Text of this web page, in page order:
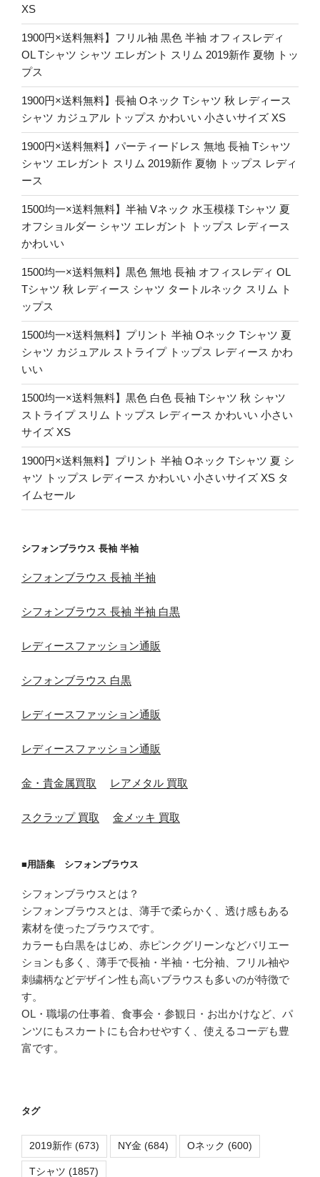
XS
1900円×送料無料】フリル袖 黒色 半袖 オフィスレディ
OL Tシャツ シャツ エレガント スリム 2019新作 夏物 トッ
プス
1900円×送料無料】長袖 Oネック Tシャツ 秋 レディース
シャツ カジュアル トップス かわいい 小さいサイズ XS
1900円×送料無料】パーティードレス 無地 長袖 Tシャツ
シャツ エレガント スリム 2019新作 夏物 トップス レディ
ース
1500均一×送料無料】半袖 Vネック 水玉模様 Tシャツ 夏
オフショルダー シャツ エレガント トップス レディース
かわいい
1500均一×送料無料】黒色 無地 長袖 オフィスレディ OL
Tシャツ 秋 レディース シャツ タートルネック スリム ト
ップス
1500均一×送料無料】プリント 半袖 Oネック Tシャツ 夏
シャツ カジュアル ストライプ トップス レディース かわ
いい
1500均一×送料無料】黒色 白色 長袖 Tシャツ 秋 シャツ
ストライプ スリム トップス レディース かわいい 小さい
サイズ XS
1900円×送料無料】プリント 半袖 Oネック Tシャツ 夏 シ
ャツ トップス レディース かわいい 小さいサイズ XS タ
イムセール
シフォンブラウス 長袖 半袖
シフォンブラウス 長袖 半袖
シフォンブラウス 長袖 半袖 白黒
レディースファッション通販
シフォンブラウス 白黒
レディースファッション通販
レディースファッション通販
金・貴金属買取 レアメタル 買取
スクラップ 買取 金メッキ 買取
■用語集 シフォンブラウス
シフォンブラウスとは？
シフォンブラウスとは、薄手で柔らかく、透け感もある
素材を使ったブラウスです。
カラーも白黒をはじめ、赤ピンクグリーンなどバリエー
ションも多く、薄手で長袖・半袖・七分袖、フリル袖や
刺繍柄などデザイン性も高いブラウスも多いのが特徴で
す。
OL・職場の仕事着、食事会・参観日・お出かけなど、パ
ンツにもスカートにも合わせやすく、使えるコーデも豊
富です。
タグ
2019新作 (673) NY金 (684) Oネック (600)
Tシャツ (1857)